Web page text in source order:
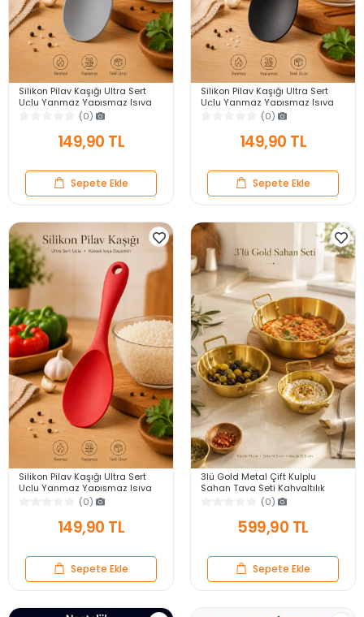
Silikon Pilav Kaşığı Ultra Sert
Uçlu Yanmaz Yapışmaz Isıya
Dayanıklı Gri Servis Yemek
(0)
149,90 TL
Sepete Ekle
Silikon Pilav Kaşığı Ultra Sert
Uçlu Yanmaz Yapışmaz Isıya
Dayanıklı Siyah Servis Yemek
(0)
149,90 TL
Sepete Ekle
Silikon Pilav Kaşığı Ultra Sert
Uçlu Yanmaz Yapışmaz Isıya
Dayanıklı Kırmızı Servis Yemek
(0)
149,90 TL
Sepete Ekle
3lü Gold Metal Çift Kulplu
Sahan Tava Seti Kahvaltılık
Meze Menemen Mutfak Sofra
Sunum Kabı Seti
(0)
599,90 TL
Sepete Ekle